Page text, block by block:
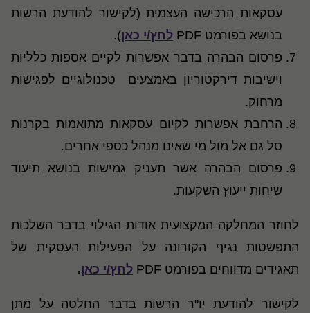
עסקאות הרכישה העצמית (לקישור להודעת הרשות
בנושא בפורמט PDF
לחץ/י כאן).
פרסום הבהרה בדבר אפשרות לקיים אספות כלליות
וישיבות דירקטוריון באמצעים טכנולוגיים לפגישות
מרחוק.
הרחבת אפשרות לקיום עסקאות מתואמות בקרנות
סל גם אל מול מי שאינו מנהל כספי אחרים.
פרסום הבהרה אשר תעניק גמישות בנושא תיעוד
שיחות ייעוץ השקעות.
לחוזר המחלקה המקצועית אודות הגילוי בדבר השלכות
התפשטות נגיף הקורונה על הפעילות העסקית של
תאגידים מדווחים בפורמט PDF
לחץ/י כאן.
לקישור להודעת יו"ר הרשות בדבר החלטה על מתן